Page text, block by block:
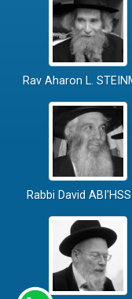
Rav Aharon L.
Rabbi David